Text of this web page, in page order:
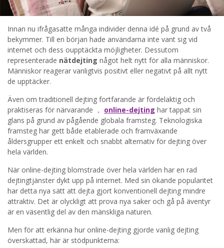
Innan nu ifrågasatte många individer denna idé på grund av två
bekymmer. Till en början hade användarna inte vant sig vid
internet och dess oupptäckta möjligheter. Dessutom
representerade nätdejting något helt nytt för alla människor.
Människor reagerar vanligtvis positivt eller negativt på allt nytt
de upptäcker.
Även om traditionell dejting fortfarande är fördelaktig och
praktiseras för närvarande ， online-dejting har tappat sin
glans på grund av pågående globala framsteg. Teknologiska
framsteg har gett både etablerade och framväxande
åldersgrupper ett enkelt och snabbt alternativ för dejting över
hela världen.
När online-dejting blomstrade över hela världen har en rad
dejtingtjänster dykt upp på internet. Med sin ökande popularitet
har detta nya sätt att dejta gjort konventionell dejting mindre
attraktiv. Det är olyckligt att prova nya saker och gå på äventyr
är en väsentlig del av den mänskliga naturen.
Men för att erkänna hur online-dejting gjorde vanlig dejting
överskattad, här är stödpunkterna: